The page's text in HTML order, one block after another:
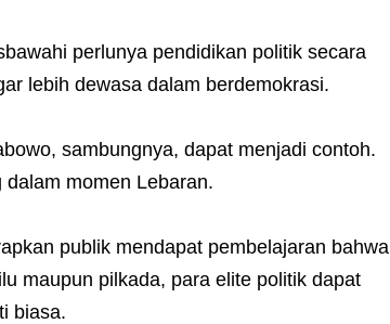
perlunya pendidikan politik secara
lebih dewasa dalam berdemokrasi.
sambungnya, dapat menjadi contoh.
momen Lebaran.
publik mendapat pembelajaran bahwa
maupun pilkada, para elite politik dapat
biasa.